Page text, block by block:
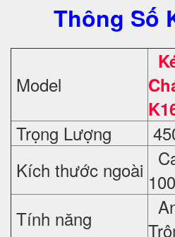
Thông Số
Model
Trọng Lượng
Kích thước ngoài
Tính năng